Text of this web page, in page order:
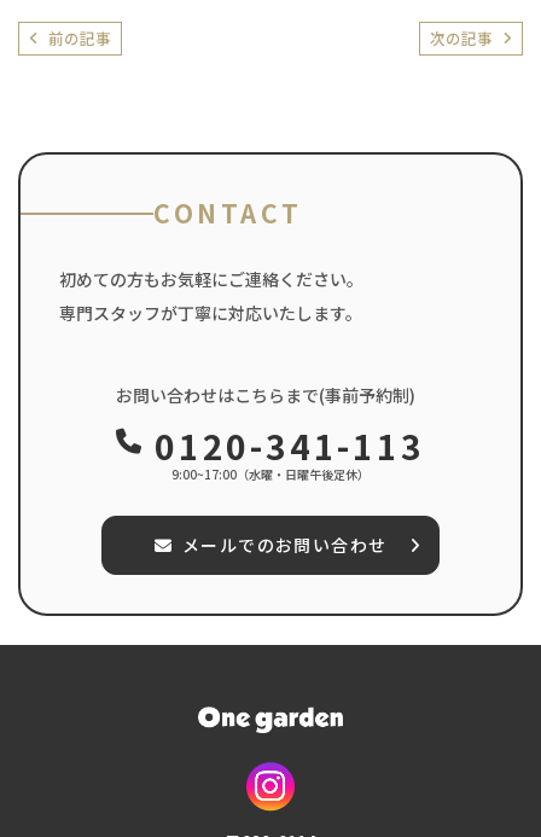
前の記事 次の記事
CONTACT
初めての方もお気軽にご連絡ください。
専門スタッフが丁寧に対応いたします。
お問い合わせはこちらまで(事前予約制)
0120-341-113
9:00~17:00（水曜・日曜午後定休）
メールでのお問い合わせ